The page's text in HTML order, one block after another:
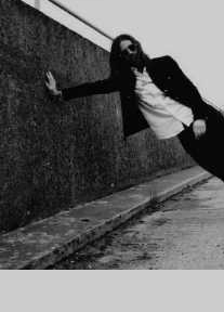
lecture
:
1
min
TEN
FÉ